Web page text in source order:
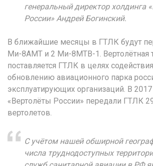
генеральный директор холдинга
России» Андрей Богинский.
В ближайшие месяцы в ГТЛК будут
Ми-8АМТ и 2 Ми-8МТВ-1. Вертолётная
поставляется ГТЛК в целях
обновлению авиационного парка
эксплуатирующих организаций. В 2017
«Вертолёты России» передали ГТЛК
вертолетов.
С учётом нашей обширной
числа труднодоступных